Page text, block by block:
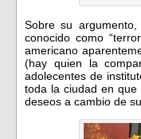
Sobre su
conocido como
americano
(hay quien la
adolecentes de
toda la ciudad en
deseos a cambio de